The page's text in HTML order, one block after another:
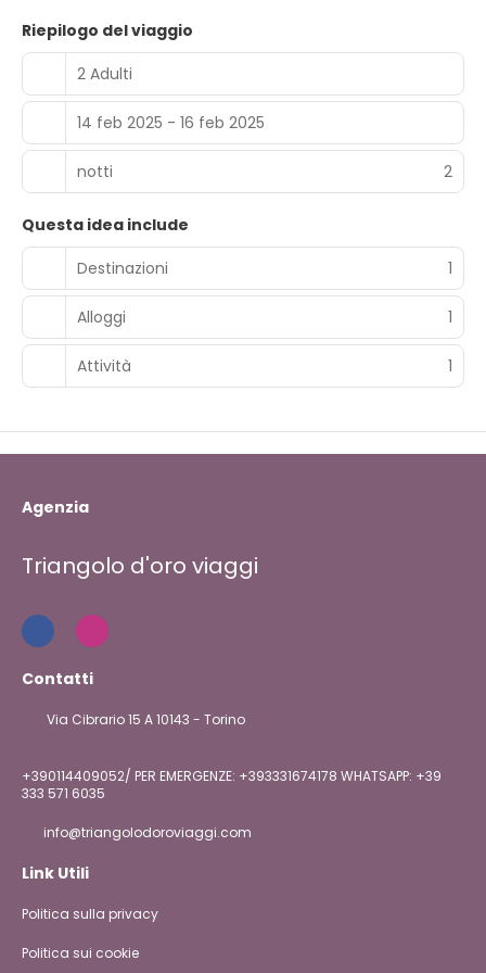
Riepilogo del viaggio
2 Adulti
14 feb 2025 - 16 feb 2025
notti 2
Questa idea include
Destinazioni
1
Alloggi 1
Attività 1
Agenzia
Triangolo d'oro viaggi
Contatti
Via Cibrario 15 A 10143 - Torino
+390114409052/ PER EMERGENZE: +393331674178 WHATSAPP: +39
333 571 6035
info@triangolodoroviaggi.com
Link Utili
Politica sulla privacy
Politica sui cookie